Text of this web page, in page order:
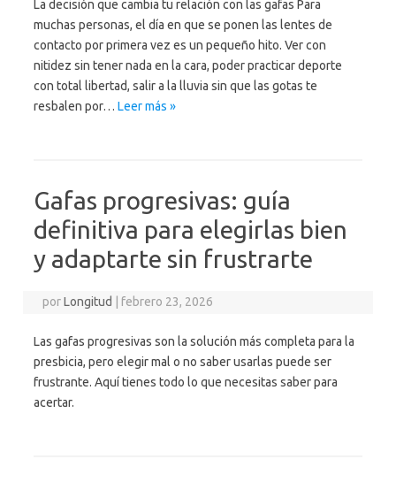
La decisión que cambia tu relación con las gafas Para
muchas personas, el día en que se ponen las lentes de
contacto por primera vez es un pequeño hito. Ver con
nitidez sin tener nada en la cara, poder practicar deporte
con total libertad, salir a la lluvia sin que las gotas te
resbalen por… Leer más »
Gafas progresivas: guía
definitiva para elegirlas bien
y adaptarte sin frustrarte
porLongitud febrero 23, 2026
Las gafas progresivas son la solución más completa para la
presbicia, pero elegir mal o no saber usarlas puede ser
frustrante. Aquí tienes todo lo que necesitas saber para
acertar.